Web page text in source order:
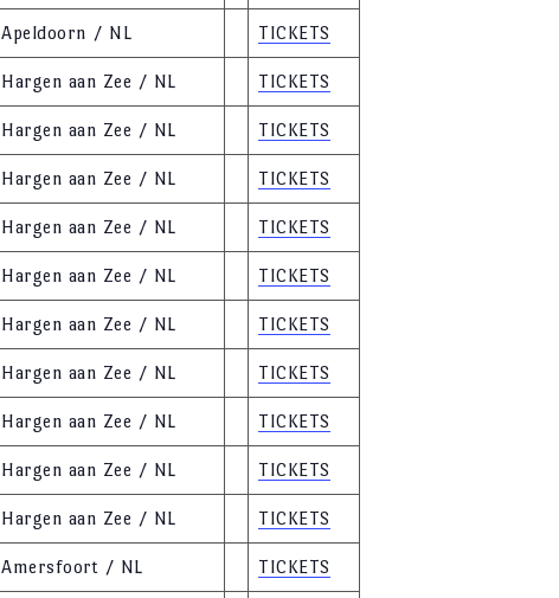
Apeldoorn / NL TICKETS
Hargen aan Zee / NL TICKETS
Hargen aan Zee / NL TICKETS
Hargen aan Zee / NL TICKETS
Hargen aan Zee / NL TICKETS
Hargen aan Zee / NL TICKETS
Hargen aan Zee / NL TICKETS
Hargen aan Zee / NL TICKETS
Hargen aan Zee / NL TICKETS
Hargen aan Zee / NL TICKETS
Hargen aan Zee / NL TICKETS
Amersfoort / NL TICKETS